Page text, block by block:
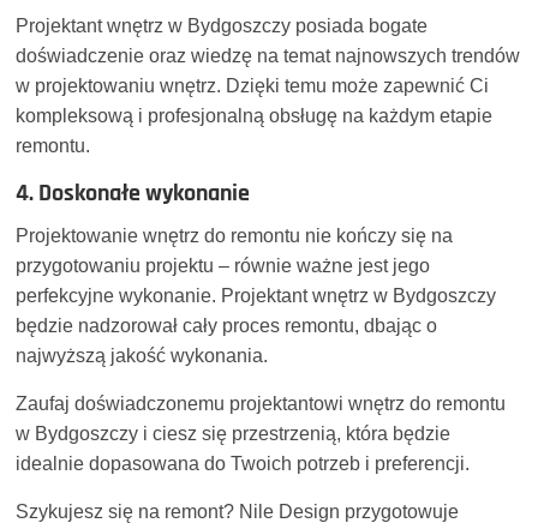
Projektant wnętrz w Bydgoszczy posiada bogate
doświadczenie oraz wiedzę na temat najnowszych trendów
w projektowaniu wnętrz. Dzięki temu może zapewnić Ci
kompleksową i profesjonalną obsługę na każdym etapie
remontu.
4. Doskonałe wykonanie
Projektowanie wnętrz do remontu nie kończy się na
przygotowaniu projektu – równie ważne jest jego
perfekcyjne wykonanie. Projektant wnętrz w Bydgoszczy
będzie nadzorował cały proces remontu, dbając o
najwyższą jakość wykonania.
Zaufaj doświadczonemu projektantowi wnętrz do remontu
w Bydgoszczy i ciesz się przestrzenią, która będzie
idealnie dopasowana do Twoich potrzeb i preferencji.
Szykujesz się na remont? Nile Design przygotowuje